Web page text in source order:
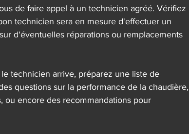
de faire appel à un technicien agréé. Vérifiez
technicien sera en mesure d'effectuer un
d'éventuelles réparations ou remplacements
technicien arrive, préparez une liste de
questions sur la performance de la chaudière,
ou encore des recommandations pour